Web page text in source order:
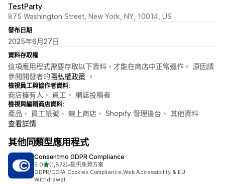
TestParty
875 Washington Street, New York, NY, 10014, US
發布日期
2025年6月27日
資料存取權
這項應用程式需要存取以下資料，才能在商店中正常運作。 原因請
參閱開發者的隱私權政策 。
檢視員工與協作者資料:
商店擁有人、 員工、 網誌投稿者
檢視與編輯商店資料:
產品、 員工帳號、 線上商店、 Shopify 管理後台、 其他資料
查看詳情
其他同類型應用程式
Consentmo GDPR Compliance
5.0滿分 5 顆星
(1,872)
共有 1872 則評價
•提供免費方案
GDPR/CCPA Cookies Compliance,Web Accessibility & EU
Withdrawal